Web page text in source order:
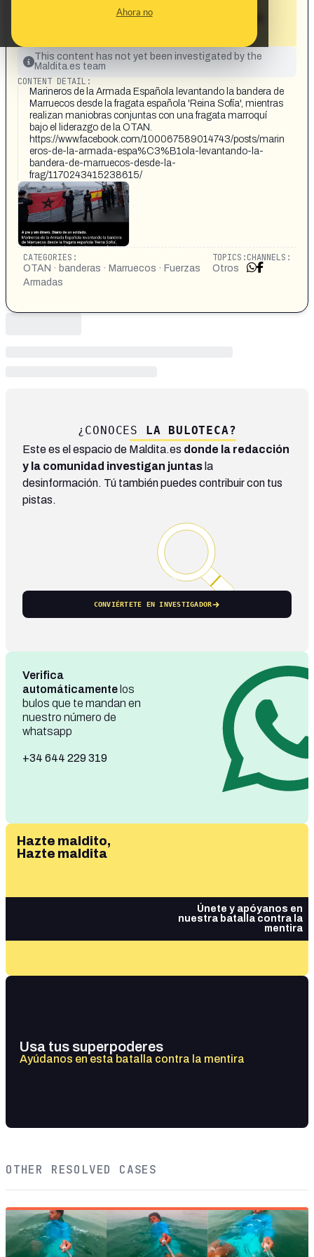
Ahora no
mientras realizan maniobras conjuntas
This content has not yet been investigated by the
Maldita.es team
CONTENT DETAIL:
Marineros de la Armada Española levantando la bandera de
Marruecos desde la fragata española 'Reina Sofía', mientras
realizan maniobras conjuntas con una fragata marroquí
bajo el liderazgo de la OTAN.
https://www.facebook.com/100067589014743/posts/marin
eros-de-la-armada-espa%C3%B1ola-levantando-la-
bandera-de-marruecos-desde-la-
frag/1170243415238615/
CATEGORIES:
OTAN · banderas · Marruecos · Fuerzas
Armadas
TOPICS:
Otros
CHANNELS:
¿CONOCES LA BULOTECA?
Este es el espacio de Maldita.es donde la redacción
y la comunidad investigan juntas la
desinformación. Tú también puedes contribuir con tus
pistas.
CONVIÉRTETE EN INVESTIGADOR
Verifica
automáticamente los
bulos que te mandan en
nuestro número de
whatsapp
+34 644 229 319
Hazte maldito,
Hazte maldita
Únete y apóyanos en
nuestra batalla contra la
mentira
Usa tus superpoderes
Ayúdanos en esta batalla contra la mentira
OTHER RESOLVED CASES